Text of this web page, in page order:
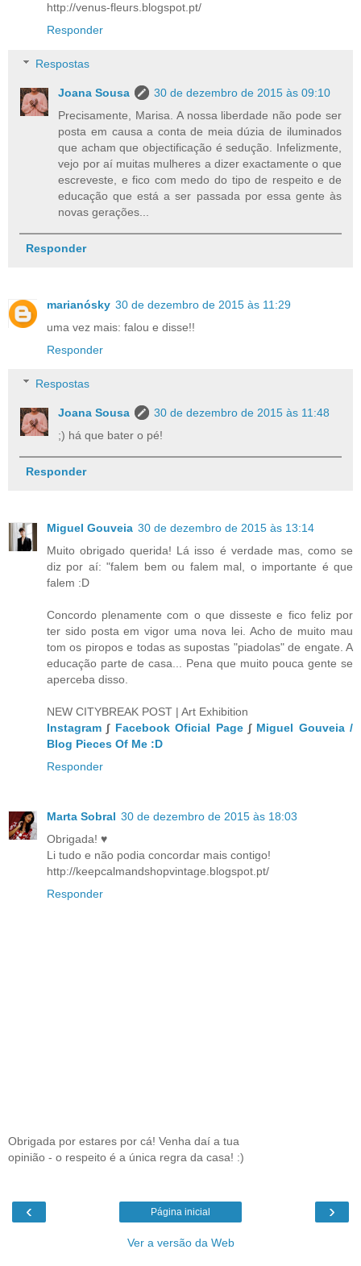
http://venus-fleurs.blogspot.pt/
Responder
Respostas
Joana Sousa
30 de dezembro de 2015 às 09:10
Precisamente, Marisa. A nossa liberdade não pode ser
posta em causa a conta de meia dúzia de iluminados
que acham que objectificação é sedução. Infelizmente,
vejo por aí muitas mulheres a dizer exactamente o que
escreveste, e fico com medo do tipo de respeito e de
educação que está a ser passada por essa gente às
novas gerações...
Responder
marianósky 30 de dezembro de 2015 às 11:29
uma vez mais: falou e disse!!
Responder
Respostas
Joana Sousa
30 de dezembro de 2015 às 11:48
;) há que bater o pé!
Responder
Miguel Gouveia 30 de dezembro de 2015 às 13:14
Muito obrigado querida! Lá isso é verdade mas, como se
diz por aí: "falem bem ou falem mal, o importante é que
falem :D
Concordo plenamente com o que disseste e fico feliz por
ter sido posta em vigor uma nova lei. Acho de muito mau
tom os piropos e todas as supostas "piadolas" de engate. A
educação parte de casa... Pena que muito pouca gente se
aperceba disso.
NEW CITYBREAK POST | Art Exhibition
Instagram ∫ Facebook Oficial Page∫ Miguel Gouveia /
Blog Pieces Of Me :D
Responder
Marta Sobral 30 de dezembro de 2015 às 18:03
Obrigada! ♥
Li tudo e não podia concordar mais contigo!
http://keepcalmandshopvintage.blogspot.pt/
Responder
Obrigada por estares por cá! Venha daí a tua
opinião - o respeito é a única regra da casa! :)
‹ ›
Página inicial
Ver a versão da Web